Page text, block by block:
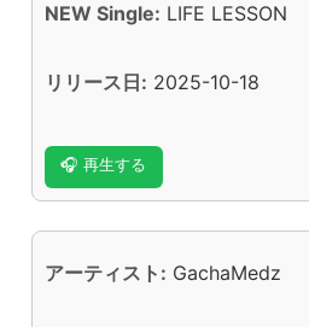
NEW Single: LIFE LESSON
リリース日: 2025-10-18
🎧 再生する
アーティスト: GachaMedz